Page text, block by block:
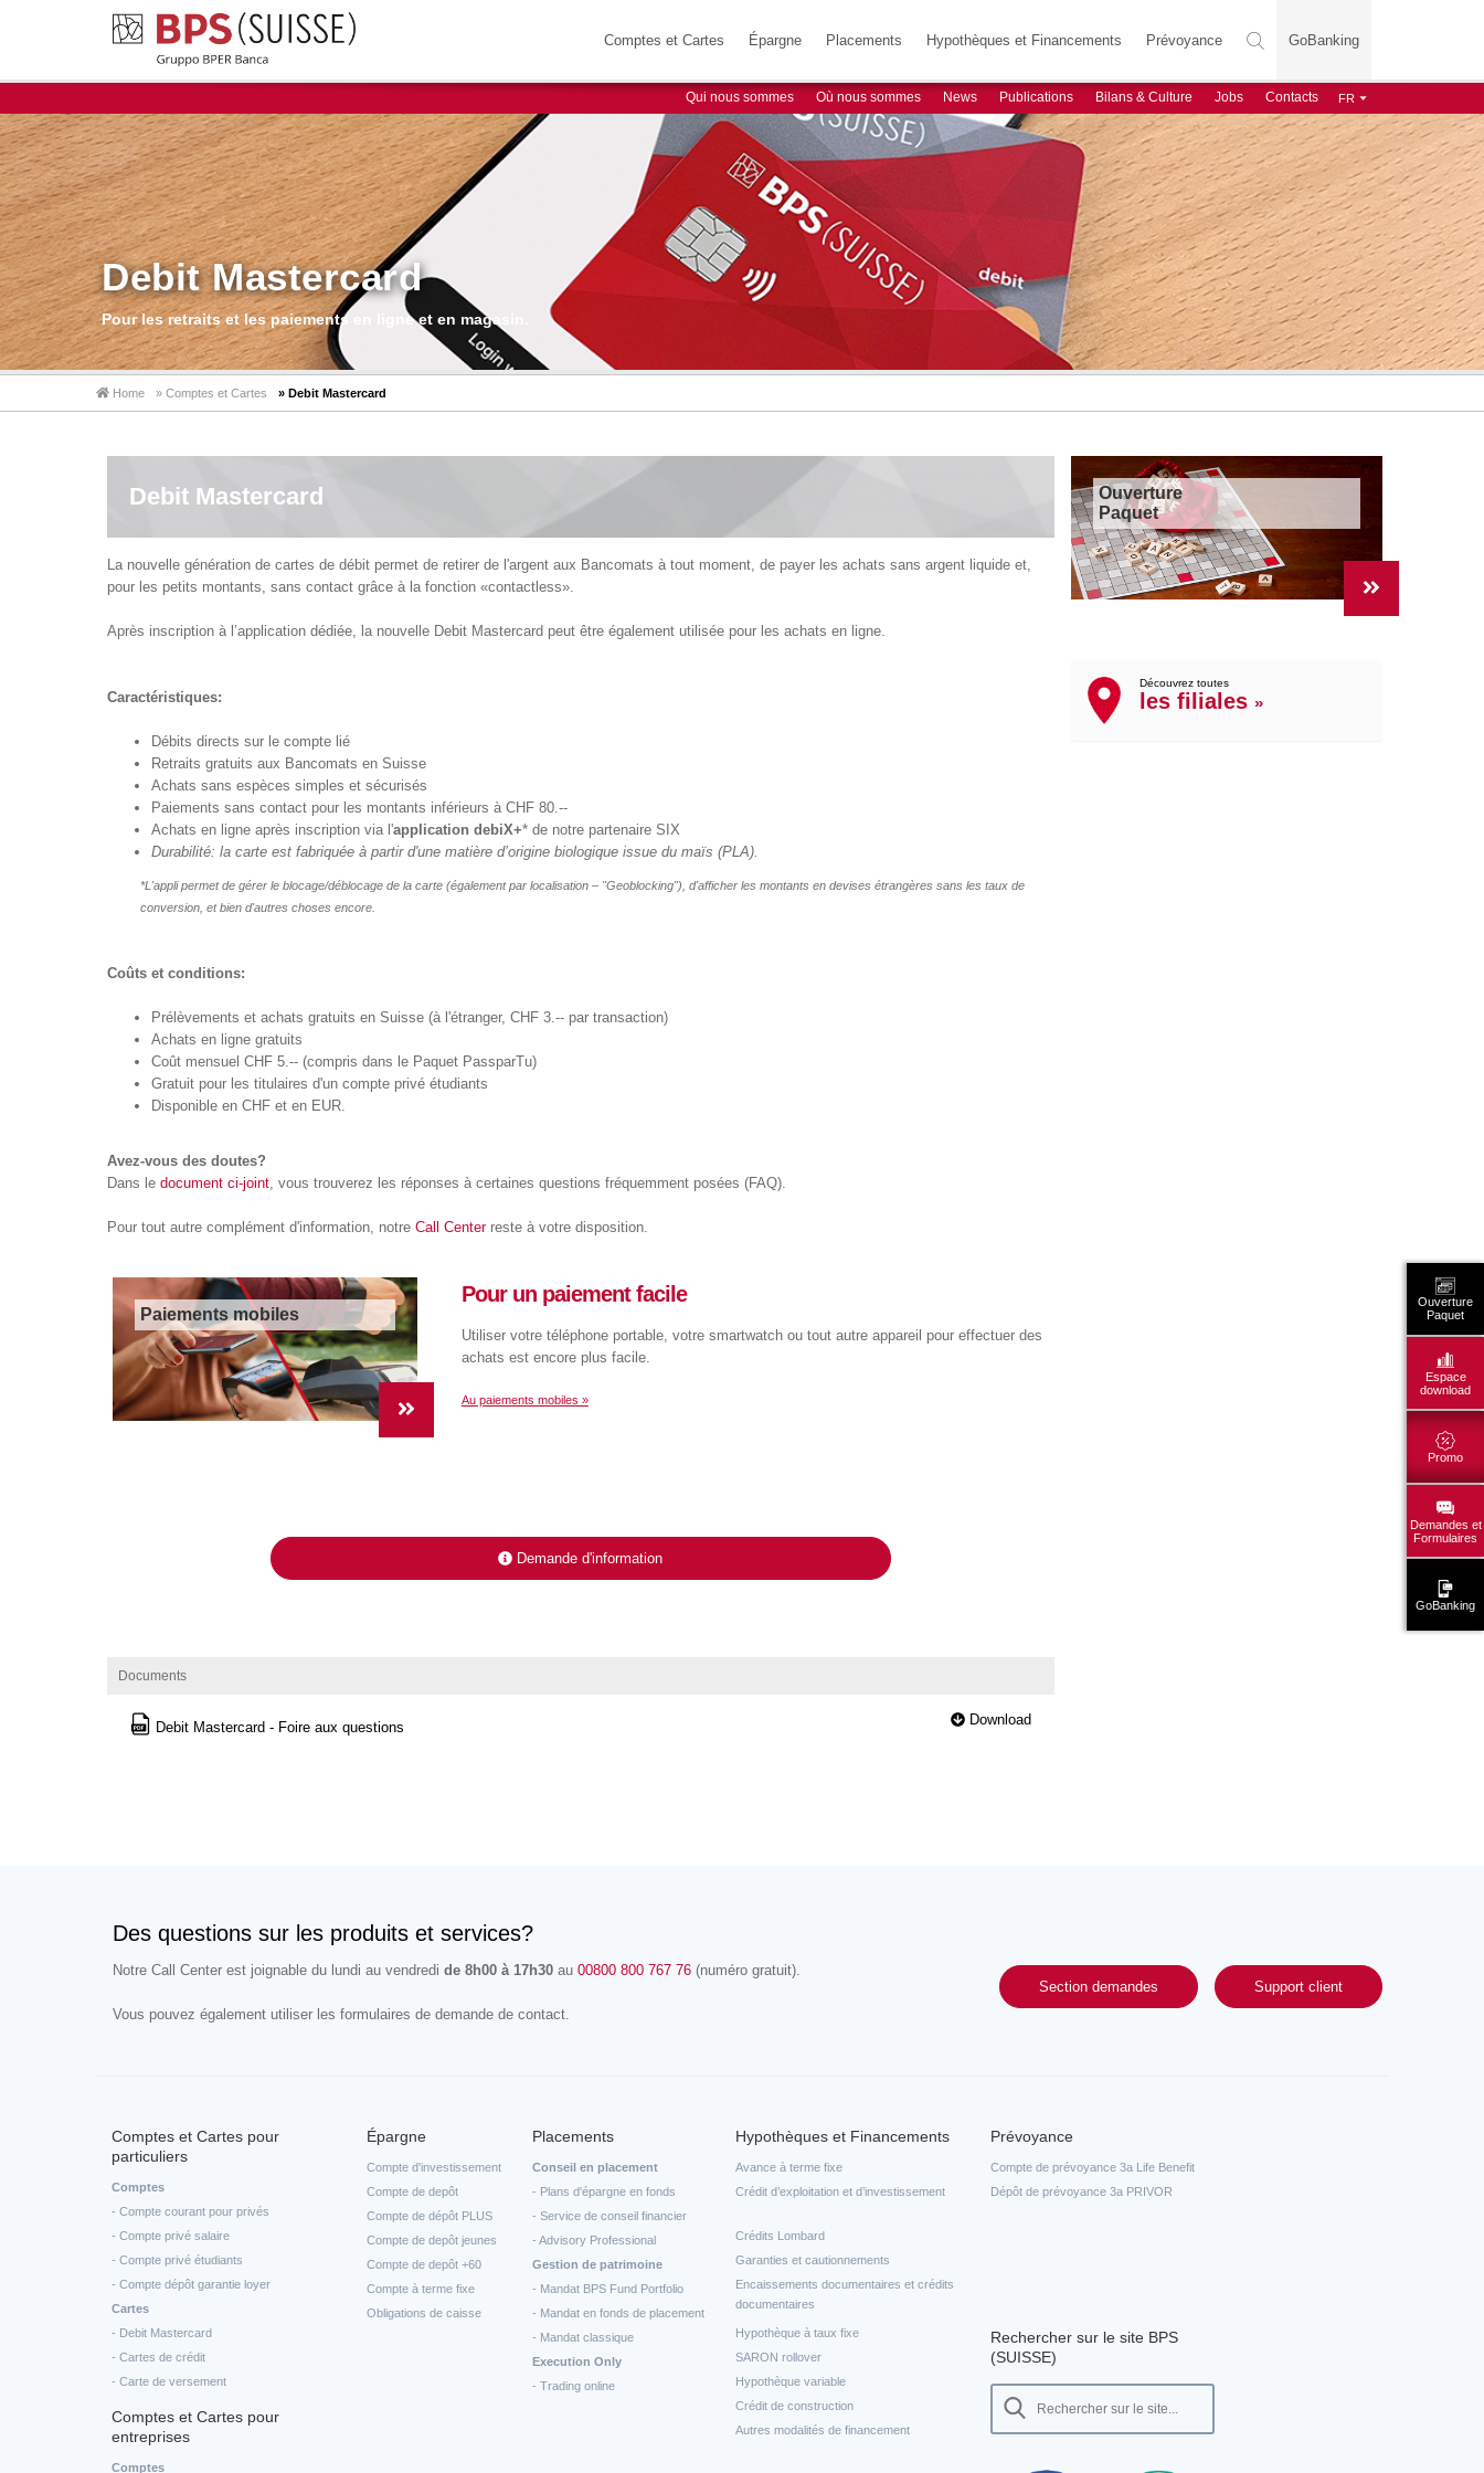
Comptes et Cartes Épargne Placements Hypothèques et Financements Prévoyance GoBanking
Qui nous sommes Où nous sommes News Publications Bilans & Culture Jobs Contacts
Ouverture
Paquet
Espace
download
Promo
Demandes et
Formulaires
GoBanking
Debit Mastercard
Pour les retraits et les paiements en ligne et en magasin.
Home » Comptes et Cartes » Debit Mastercard
Debit Mastercard
La nouvelle génération de cartes de débit permet de retirer de l'argent aux Bancomats à tout moment, de payer les achats sans argent liquide et,
pour les petits montants, sans contact grâce à la fonction «contactless».
Après inscription à l’application dédiée, la nouvelle Debit Mastercard peut être également utilisée pour les achats en ligne.
Caractéristiques:
Débits directs sur le compte lié
Retraits gratuits aux Bancomats en Suisse
Achats sans espèces simples et sécurisés
Paiements sans contact pour les montants inférieurs à CHF 80.--
Achats en ligne après inscription via l'application debiX+* de notre partenaire SIX
Durabilité: la carte est fabriquée à partir d'une matière d’origine biologique issue du maïs (PLA).
*L'appli permet de gérer le blocage/déblocage de la carte (également par localisation – "Geoblocking"), d'afficher les montants en devises étrangères sans les taux de
conversion, et bien d'autres choses encore.
Coûts et conditions:
Prélèvements et achats gratuits en Suisse (à l'étranger, CHF 3.-- par transaction)
Achats en ligne gratuits
Coût mensuel CHF 5.-- (compris dans le Paquet PassparTu)
Gratuit pour les titulaires d'un compte privé étudiants
Disponible en CHF et en EUR.
Avez-vous des doutes?
Dans le document ci-joint, vous trouverez les réponses à certaines questions fréquemment posées (FAQ).
Pour tout autre complément d'information, notre Call Centerreste à votre disposition.
Paiements mobiles
Pour un paiement facile
Utiliser votre téléphone portable, votre smartwatch ou tout autre appareil pour effectuer des
achats est encore plus facile.
Au paiements mobiles »
Demande d'information
Documents
Debit Mastercard - Foire aux questions Download
Ouverture
Paquet
Découvrez toutes
les filiales »
Des questions sur les produits et services?
Notre Call Center est joignable du lundi au vendredi de 8h00 à 17h30 au 00800 800 767 76 (numéro gratuit).
Vous pouvez également utiliser les formulaires de demande de contact.
Section demandes Support client
Comptes et Cartes pour
particuliers
Comptes
- Compte courant pour privés
- Compte privé salaire
- Compte privé étudiants
- Compte dépôt garantie loyer
Cartes
- Debit Mastercard
- Cartes de crédit
- Carte de versement
Comptes et Cartes pour
entreprises
Comptes
Épargne
Compte d'investissement
Compte de depôt
Compte de dépôt PLUS
Compte de depôt jeunes
Compte de depôt +60
Compte à terme fixe
Obligations de caisse
Placements
Conseil en placement
- Plans d'épargne en fonds
- Service de conseil financier
- Advisory Professional
Gestion de patrimoine
- Mandat BPS Fund Portfolio
- Mandat en fonds de placement
- Mandat classique
Execution Only
- Trading online
Hypothèques et Financements
Avance à terme fixe
Crédit d’exploitation et d’investissement
Crédits Lombard
Garanties et cautionnements
Encaissements documentaires et crédits
documentaires
Hypothèque à taux fixe
SARON rollover
Hypothèque variable
Crédit de construction
Autres modalités de financement
Prévoyance
Compte de prévoyance 3a Life Benefit
Dépôt de prévoyance 3a PRIVOR
Rechercher sur le site BPS
(SUISSE)